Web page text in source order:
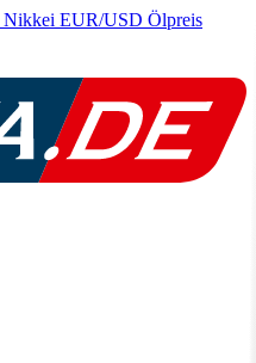
Nikkei EUR/USD Ölpreis